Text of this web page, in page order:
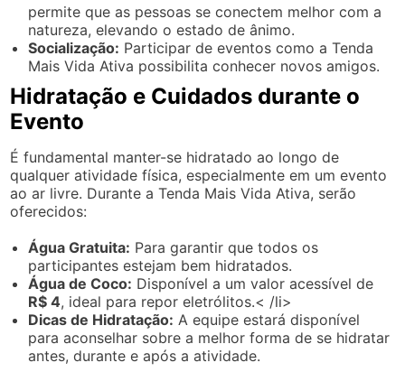
permite que as pessoas se conectem melhor com a
natureza, elevando o estado de ânimo.
Socialização: Participar de eventos como a Tenda
Mais Vida Ativa possibilita conhecer novos amigos.
Hidratação e Cuidados durante o
Evento
É fundamental manter-se hidratado ao longo de
qualquer atividade física, especialmente em um evento
ao ar livre. Durante a Tenda Mais Vida Ativa, serão
oferecidos:
Água Gratuita: Para garantir que todos os
participantes estejam bem hidratados.
Água de Coco: Disponível a um valor acessível de
R$ 4, ideal para repor eletrólitos.< /li>
Dicas de Hidratação: A equipe estará disponível
para aconselhar sobre a melhor forma de se hidratar
antes, durante e após a atividade.